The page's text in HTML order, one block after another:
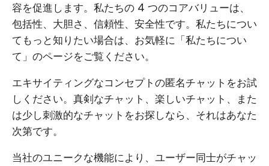
容を促進します。私たちの 4 つのコアバリューは、
包括性、大胆さ、信頼性、安全性です。私たちについ
てもっと知りたい場合は、お気軽に「私たちについ
て」のページをご覧ください。
エキサイティングなコンセプトの匿名チャットをお試
しください。真剣なチャット、楽しいチャット、また
は少し刺激的なチャットをお探しなら、それはあなた
次第です。
当社のユニークな機能により、ユーザー同士がチャッ